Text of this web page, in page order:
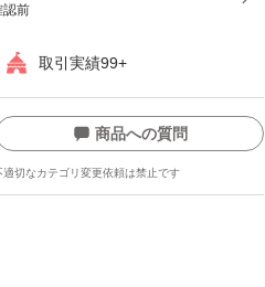
わらかい #ジューシー #冬たま
#旬 #おいしい #絶品 #日本一 #
#お取り寄せ #鮮度 #料理 #お
認前
取引実績99+
商品への質問
切なカテゴリ変更依頼は禁止です